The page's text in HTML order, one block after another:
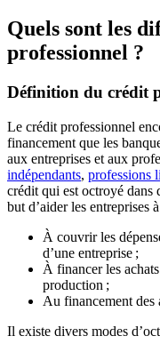
Quels sont les
professionnel ?
Définition du crédit
Le crédit professionnel
financement que les
aux entreprises et aux
indépendants, professions
crédit qui est octroyé dans
but d’aider les entreprises
À couvrir les
d’une entreprise ;
À financer les
production ;
Au financement des
Il existe divers modes